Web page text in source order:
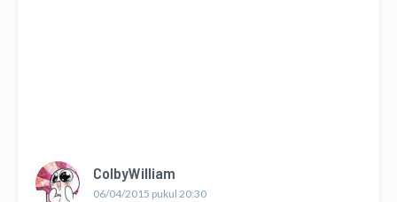
ColbyWilliam
06/04/2015 pukul 20:30